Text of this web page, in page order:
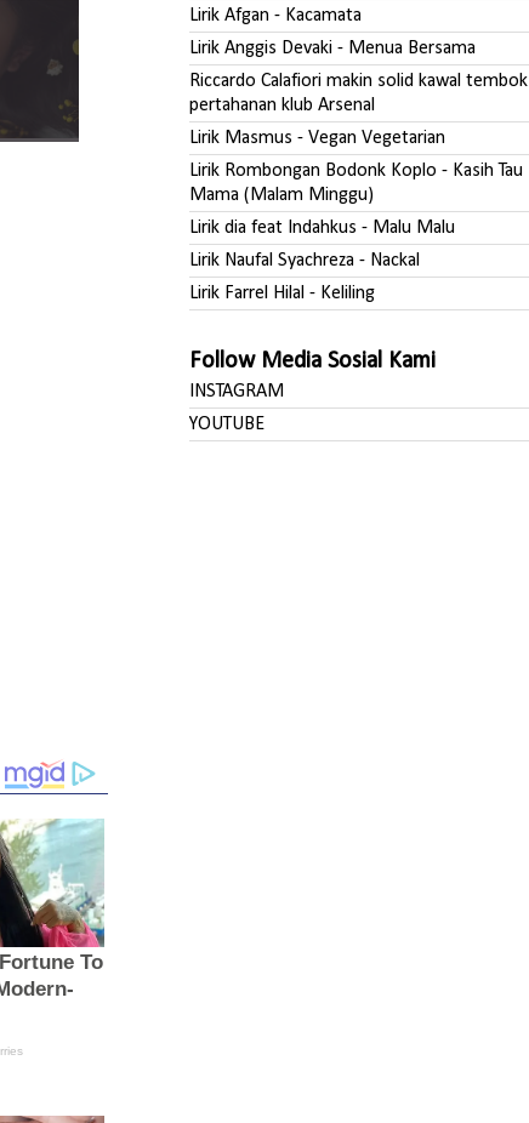
Lirik Afgan - Kacamata
Lirik Anggis Devaki - Menua Bersama
Riccardo Calafiori makin solid kawal tembok
pertahanan klub Arsenal
Lirik Masmus - Vegan Vegetarian
Lirik Rombongan Bodonk Koplo - Kasih Tau
Mama (Malam Minggu)
Lirik dia feat Indahkus - Malu Malu
Lirik Naufal Syachreza - Nackal
Lirik Farrel Hilal - Keliling
Follow Media Sosial Kami
INSTAGRAM
YOUTUBE